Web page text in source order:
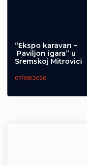
“Ekspo karavan –
Paviljon igara” u
Sremskoj Mitrovici
07/08/2026